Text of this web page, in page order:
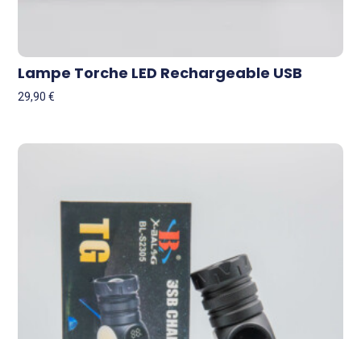
Lampe Torche LED Rechargeable USB
29,90€